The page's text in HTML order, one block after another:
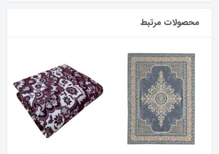
محصولات مرتبط